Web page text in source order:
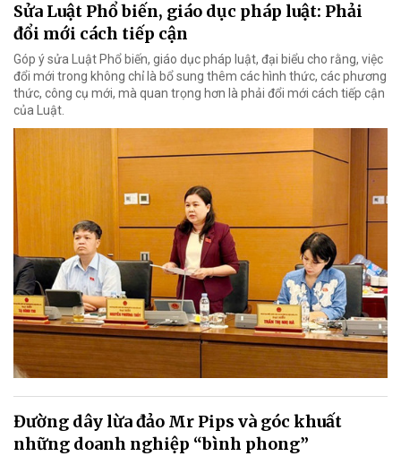
Sửa Luật Phổ biến, giáo dục pháp luật: Phải
đổi mới cách tiếp cận
Góp ý sửa Luật Phổ biến, giáo dục pháp luật, đại biểu cho rằng, việc
đổi mới trong không chỉ là bổ sung thêm các hình thức, các phương
thức, công cụ mới, mà quan trọng hơn là phải đổi mới cách tiếp cận
của Luật.
Đường dây lừa đảo Mr Pips và góc khuất
những doanh nghiệp “bình phong”